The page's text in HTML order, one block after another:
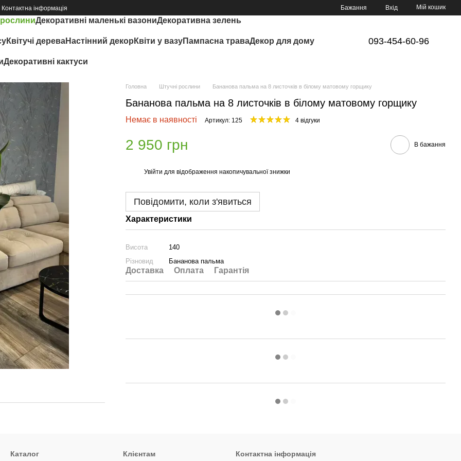
Контактна інформація Бажання Вхід Мій кошик
Декоративні маленькі вазониДекоративна зелень
Квітучі дереваНастінний декор Квіти у вазуПампасна траваДекор для дому
Декоративні кактуси
093-454-60-96
Головна Штучні рослини Бананова пальма на 8 листочків в білому матовому горщику
Бананова пальма на 8 листочків в білому матовому горщику
Немає в наявності Артикул: 125 4 відгуки
2 950 грн В бажання
Увійти для відображення накопичувальної знижки
Повідомити, коли з'явиться
Характеристики
Висота
140
Різновид
Бананова пальма
Доставка Оплата Гарантія
Каталог Клієнтам Контактна інформація